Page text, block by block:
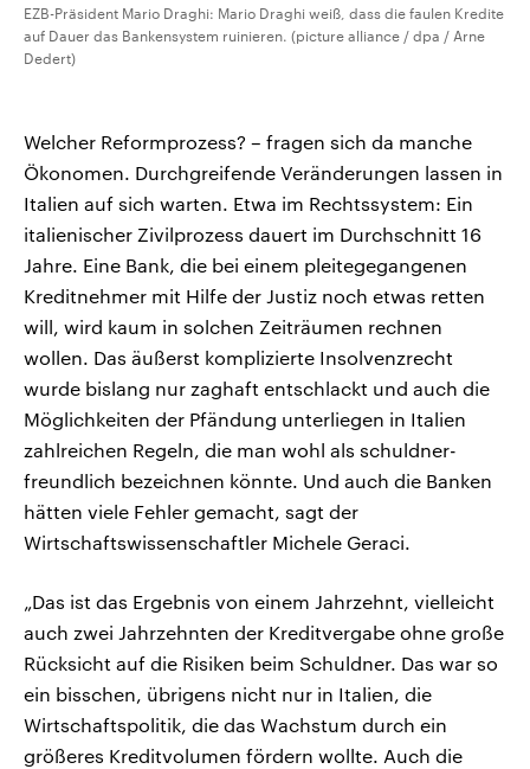
EZB-Präsident Mario Draghi: Mario Draghi weiß, dass die faulen Kredite
auf Dauer das Bankensystem ruinieren. (picture alliance / dpa / Arne
Dedert)
Welcher Reformprozess? – fragen sich da manche
Ökonomen. Durchgreifende Veränderungen lassen in
Italien auf sich warten. Etwa im Rechtssystem: Ein
italienischer Zivilprozess dauert im Durchschnitt 16
Jahre. Eine Bank, die bei einem pleitegegangenen
Kreditnehmer mit Hilfe der Justiz noch etwas retten
will, wird kaum in solchen Zeiträumen rechnen
wollen. Das äußerst komplizierte Insolvenzrecht
wurde bislang nur zaghaft entschlackt und auch die
Möglichkeiten der Pfändung unterliegen in Italien
zahlreichen Regeln, die man wohl als schuldner-
freundlich bezeichnen könnte. Und auch die Banken
hätten viele Fehler gemacht, sagt der
Wirtschaftswissenschaftler Michele Geraci.
„Das ist das Ergebnis von einem Jahrzehnt, vielleicht
auch zwei Jahrzehnten der Kreditvergabe ohne große
Rücksicht auf die Risiken beim Schuldner. Das war so
ein bisschen, übrigens nicht nur in Italien, die
Wirtschaftspolitik, die das Wachstum durch ein
größeres Kreditvolumen fördern wollte. Auch die